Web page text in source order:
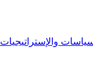
والإستراتيجيات